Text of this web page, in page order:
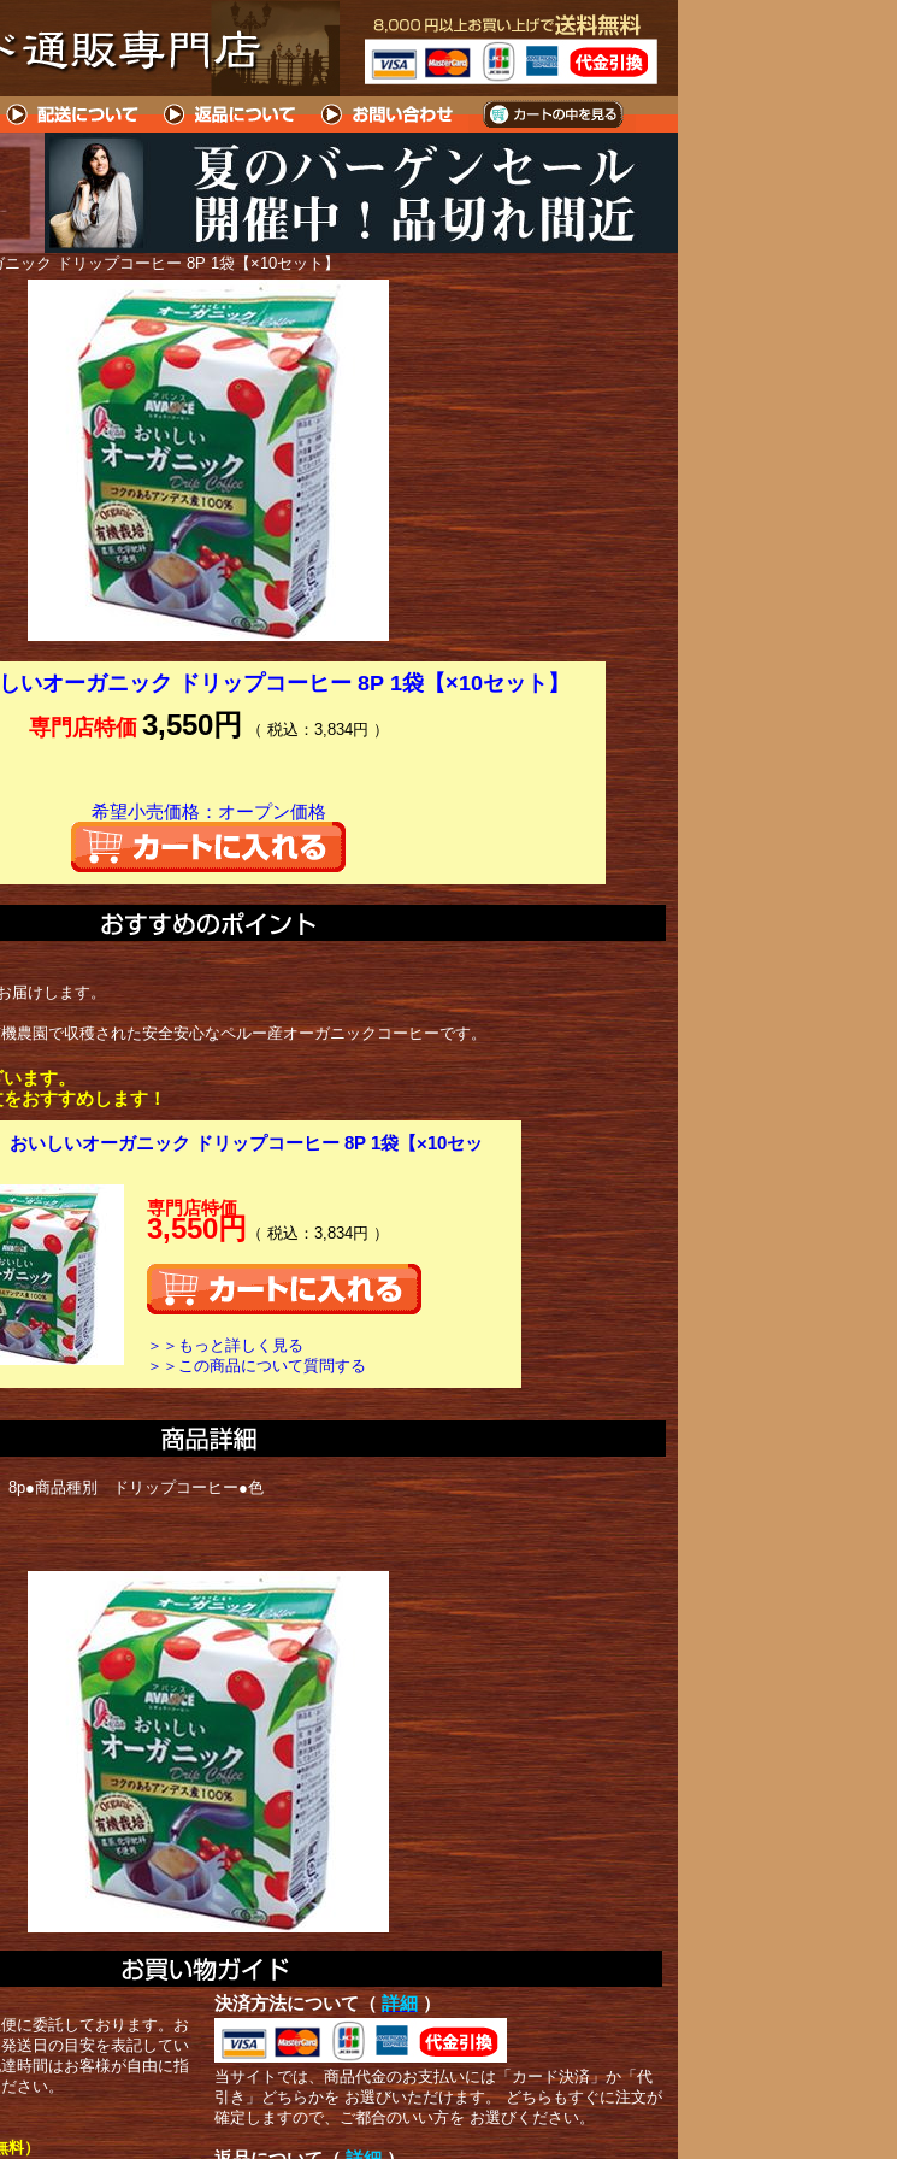
ック ドリップコーヒー 8P 1袋【×10セット】
いオーガニック ドリップコーヒー 8P 1袋【×10セット】
専門店特価 3,550円 （ 税込：3,834円 ）
希望小売価格：オープン価格
届けします。
農園で収穫された安全安心なペルー産オーガニックコーヒーです。
ます。
おすすめします！
おいしいオーガニック ドリップコーヒー 8P 1袋【×10セッ
専門店特価
3,550円 （ 税込：3,834円 ）
＞＞もっと詳しく見る
＞＞この商品について質問する
商品種別 ドリップコーヒー●色
に委託しております。お
送日の目安を表記してい
時間はお客様が自由に指
さい。
）
決済方法について（ 詳細 ）
当サイトでは、商品代金のお支払いには「カード決済」か「代
引き」どちらかを お選びいただけます。 どちらもすぐに注文が
確定しますので、ご都合のいい方を お選びください。